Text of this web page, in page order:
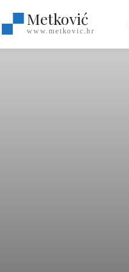
Metković
www.metkovic.hr